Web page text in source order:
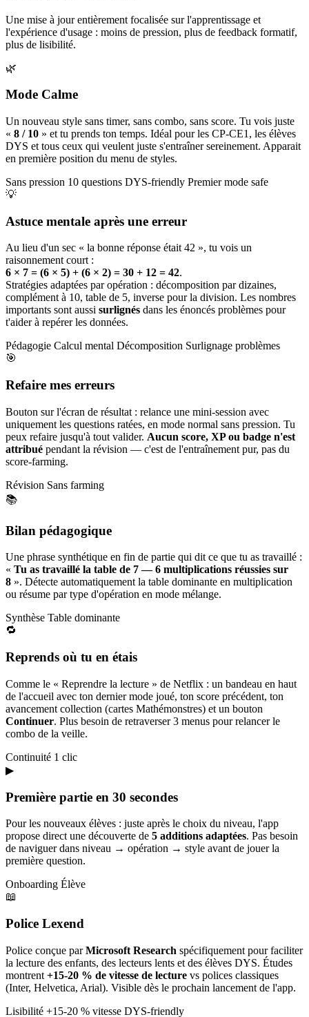
Une mise à jour entièrement focalisée sur l'apprentissage et
l'expérience d'usage : moins de pression, plus de feedback formatif,
plus de lisibilité.
🌿
Mode Calme
Un nouveau style sans timer, sans combo, sans score. Tu vois juste
« 8 / 10 » et tu prends ton temps. Idéal pour les CP-CE1, les élèves
DYS et tous ceux qui veulent juste s'entraîner sereinement. Apparait
en première position du menu de styles.
Sans pression 10 questions DYS-friendly Premier mode safe
💡
Astuce mentale après une erreur
Au lieu d'un sec « la bonne réponse était 42 », tu vois un
raisonnement court :
6 × 7 = (6 × 5) + (6 × 2) = 30 + 12 = 42.
Stratégies adaptées par opération : décomposition par dizaines,
complément à 10, table de 5, inverse pour la division. Les nombres
importants sont aussi surlignés dans les énoncés problèmes pour
t'aider à repérer les données.
Pédagogie Calcul mental Décomposition Surlignage problèmes
🎯
Refaire mes erreurs
Bouton sur l'écran de résultat : relance une mini-session avec
uniquement les questions ratées, en mode normal sans pression. Tu
peux refaire jusqu'à tout valider. Aucun score, XP ou badge n'est
attribué pendant la révision — c'est de l'entraînement pur, pas du
score-farming.
Révision Sans farming
📚
Bilan pédagogique
Une phrase synthétique en fin de partie qui dit ce que tu as travaillé :
« Tu as travaillé la table de 7 — 6 multiplications réussies sur
8 ». Détecte automatiquement la table dominante en multiplication
ou résume par type d'opération en mode mélange.
Synthèse Table dominante
🔁
Reprends où tu en étais
Comme le « Reprendre la lecture » de Netflix : un bandeau en haut
de l'accueil avec ton dernier mode joué, ton score précédent, ton
avancement collection (cartes Mathémonstres) et un bouton
Continuer. Plus besoin de retraverser 3 menus pour relancer le
combo de la veille.
Continuité 1 clic
▶
Première partie en 30 secondes
Pour les nouveaux élèves : juste après le choix du niveau, l'app
propose direct une découverte de 5 additions adaptées. Pas besoin
de naviguer dans niveau → opération → style avant de jouer la
première question.
Onboarding Élève
📖
Police Lexend
Police conçue parMicrosoft Research spécifiquement pour faciliter
la lecture des enfants, des lecteurs lents et des élèves DYS. Études
montrent +15-20 % de vitesse de lecture vs polices classiques
(Inter, Helvetica, Arial). Visible dès le prochain lancement de l'app.
Lisibilité +15-20 % vitesse DYS-friendly